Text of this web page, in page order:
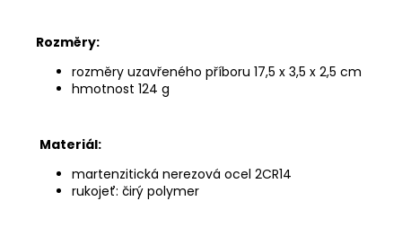
Rozměry:
rozměry uzavřeného příboru 17,5 x 3,5 x 2,5 cm
hmotnost 124 g
Materiál:
martenzitická nerezová ocel 2CR14
rukojeť: čirý polymer